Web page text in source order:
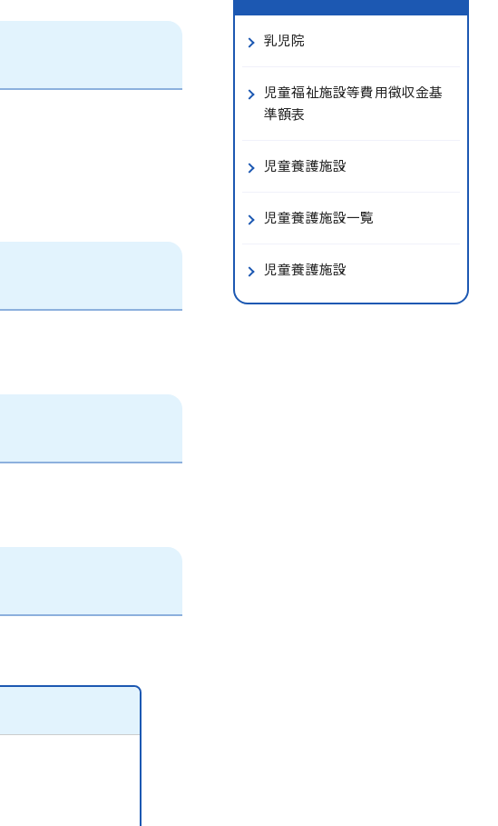
乳児院
児童福祉施設等費用徴収金基
準額表
児童養護施設
児童養護施設一覧
児童養護施設